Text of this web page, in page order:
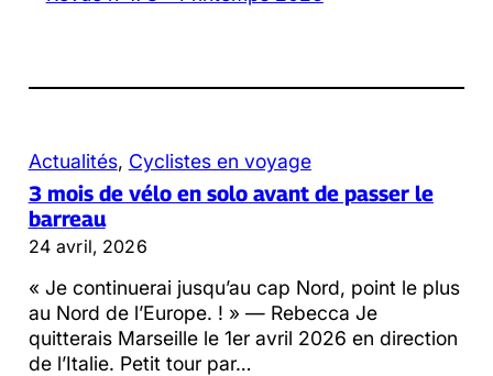
Actualités, Cyclistes en voyage
3 mois de vélo en solo avant de passer le
barreau
24 avril, 2026
« Je continuerai jusqu’au cap Nord, point le plus
au Nord de l’Europe. ! » — Rebecca Je
quitterais Marseille le 1er avril 2026 en direction
de l’Italie. Petit tour par…